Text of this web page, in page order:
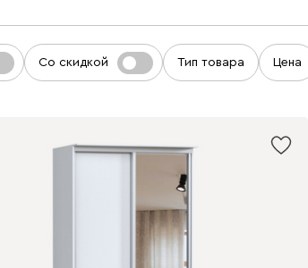
Со скидкой Тип товара Цена